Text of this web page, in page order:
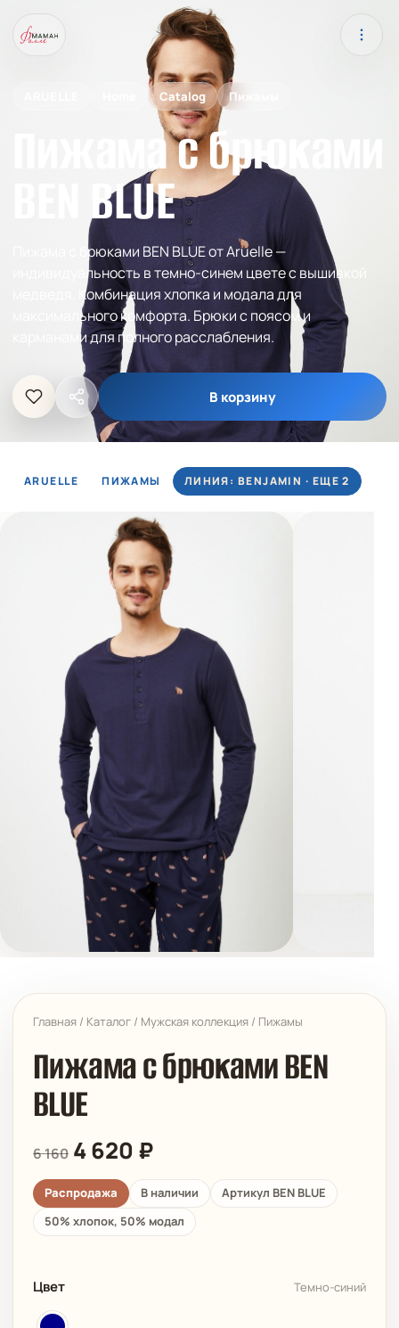
Catalog Пижамы
Пижама с брюками
BEN BLUE
Пижама с брюками BEN BLUE от Aruelle —
индивидуальность в темно-синем цвете с вышивкой
медведя. Комбинация хлопка и модала для
максимального комфорта. Брюки с поясом и
карманами для полного расслабления.
В корзину
ARUELLE ПИЖАМЫ ЛИНИЯ: BENJAMIN · ЕЩЕ 2
Главная / Каталог / Мужская коллекция / Пижамы
Пижама с брюками BEN
BLUE
6 160 4 620 ₽
Распродажа В наличии
Артикул BEN BLUE
50% хлопок, 50% модал
Цвет Темно-синий